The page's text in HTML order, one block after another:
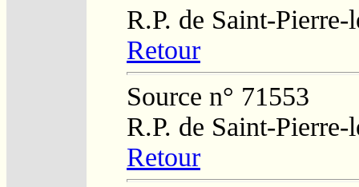
R.P. de Saint-
Retour
Source n° 71553
R.P. de Saint-
Retour